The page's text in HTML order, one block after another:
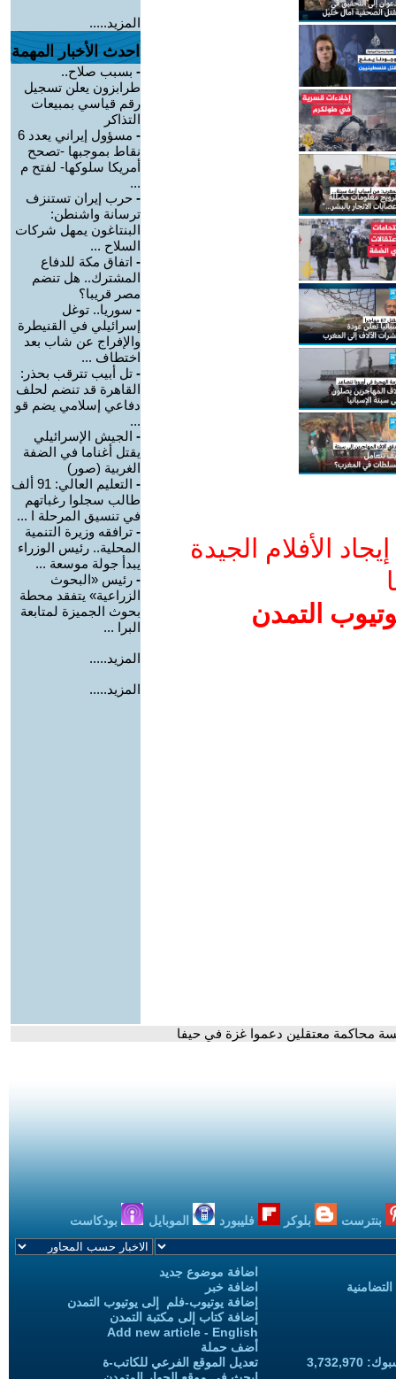
الأفلام الجيدة
التمدن
المزيد.....
احدث الأخبار المهمة
- بسبب صلاح..
طرابزون يعلن تسجيل
رقم قياسي بمبيعات
التذاكر
-
مسؤول إيراني يعدد 6
نقاط بموجبها -تصحح
أمريكا سلوكها- لفتح م
...
- حرب إيران تستنزف
ترسانة واشنطن:
البنتاغون يمهل شركات
السلاح ...
- اتفاق مكة للدفاع
المشترك.. هل تنضم
مصر قريبا؟
- سوريا.. توغل
إسرائيلي في القنيطرة
والإفراج عن شاب بعد
اختطاف ...
- تل أبيب تترقب بحذر:
القاهرة قد تنضم لحلف
دفاعي إسلامي يضم قو
...
- الجيش الإسرائيلي
يقتل أغناما في الضفة
الغربية (صور)
-
التعليم العالي: 91 ألف
طالب سجلوا رغباتهم
في تنسيق المرحلة ا ...
- ترافقه وزيرة التنمية
المحلية.. رئيس الوزراء
يبدأ جولة موسعة ...
- رئيس «البحوث
الزراعية» يتفقد محطة
بحوث الجميزة لمتابعة
البرا ...
المزيد.....
المزيد.....
محاكمة معتقلين دعموا غزة في حيفا
بنترست بلوكر فليبورد الموبايل بودكاست
اضافة موضوع جديد
اضافة خبر
إضافة يوتيوب-فلم إلى يوتيوب التمدن
إضافة كتاب إلى مكتبة التمدن
Add new article - English
أضف حملة
تعديل الموقع الفرعي للكاتب-ة